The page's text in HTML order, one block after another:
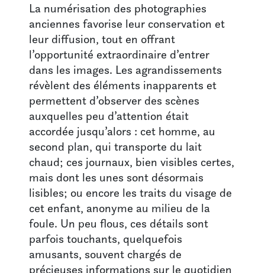
La numérisation des photographies
anciennes favorise leur conservation et
leur diffusion, tout en offrant
l’opportunité extraordinaire d’entrer
dans les images. Les agrandissements
révèlent des éléments inapparents et
permettent d’observer des scènes
auxquelles peu d’attention était
accordée jusqu’alors : cet homme, au
second plan, qui transporte du lait
chaud; ces journaux, bien visibles certes,
mais dont les unes sont désormais
lisibles; ou encore les traits du visage de
cet enfant, anonyme au milieu de la
foule. Un peu flous, ces détails sont
parfois touchants, quelquefois
amusants, souvent chargés de
précieuses informations sur le quotidien